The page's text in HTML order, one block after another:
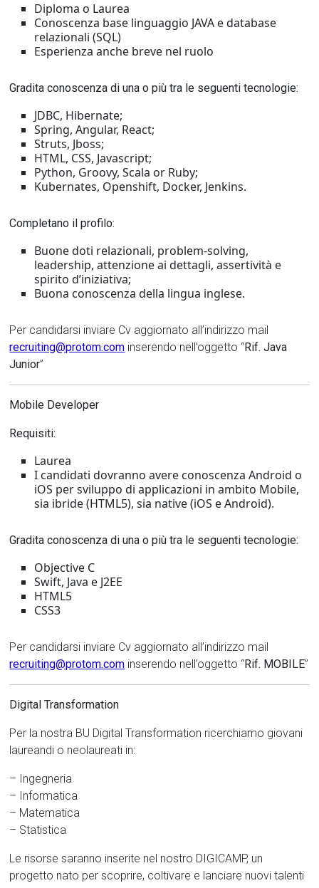
Diploma o Laurea
Conoscenza base linguaggio JAVA e database
relazionali (SQL)
Esperienza anche breve nel ruolo
Gradita conoscenza di una o più tra le seguenti tecnologie:
JDBC, Hibernate;
Spring, Angular, React;
Struts, Jboss;
HTML, CSS, Javascript;
Python, Groovy, Scala or Ruby;
Kubernates, Openshift, Docker, Jenkins.
Completano il profilo:
Buone doti relazionali, problem-solving,
leadership, attenzione ai dettagli, assertività e
spirito d’iniziativa;
Buona conoscenza della lingua inglese.
Per candidarsi inviare Cv aggiornato all’indirizzo mail
recruiting@protom.com inserendo nell’oggetto “Rif. Java
Junior”
Mobile Developer
Requisiti:
Laurea
I candidati dovranno avere conoscenza Android o
iOS per sviluppo di applicazioni in ambito Mobile,
sia ibride (HTML5), sia native (iOS e Android).
Gradita conoscenza di una o più tra le seguenti tecnologie:
Objective C
Swift, Java e J2EE
HTML5
CSS3
Per candidarsi inviare Cv aggiornato all’indirizzo mail
recruiting@protom.com inserendo nell’oggetto “Rif. MOBILE”
Digital Transformation
Per la nostra BU Digital Transformation ricerchiamo giovani
laureandi o neolaureati in:
– Ingegneria
– Informatica
– Matematica
– Statistica
Le risorse saranno inserite nel nostro DIGICAMP, un
progetto nato per scoprire, coltivare e lanciare nuovi talenti